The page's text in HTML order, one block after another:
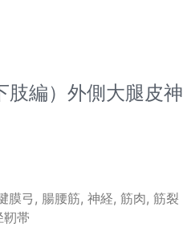
編）外側大腿皮神
膜弓, 腸腰筋, 神経, 筋肉, 筋裂
靭帯